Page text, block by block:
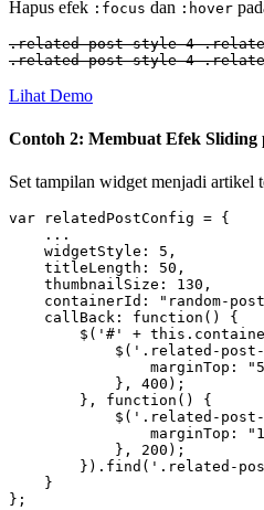
Hapus efek :focus dan :hover
.related-post-style-4
.related-post-style-4
Lihat Demo
Contoh 2: Membuat Efek
Set tampilan widget menjadi artikel
var relatedPostConfig = {
    ...
    widgetStyle: 5,
    titleLength: 50,
    thumbnailSize: 130,
containerId: "random-
    callBack: function() {
$('#' +
$('.related-
marginTop:
            }, 400);
        }, function() {
$('.related-
marginTop:
            }, 200);
}).find('.related-
    }
};